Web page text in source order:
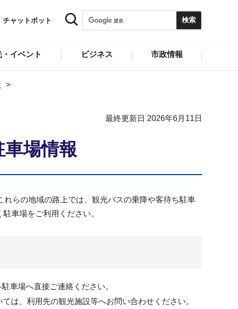
チャットボット
・イベント ビジネス 市政情報
最終更新日 2026年6月11日
場情報
らの地域の路上では、観光バスの乗降や客待ち駐車
車場をご利用ください。
車場へ直接ご連絡ください。
は、利用先の観光施設等へお問い合わせください。